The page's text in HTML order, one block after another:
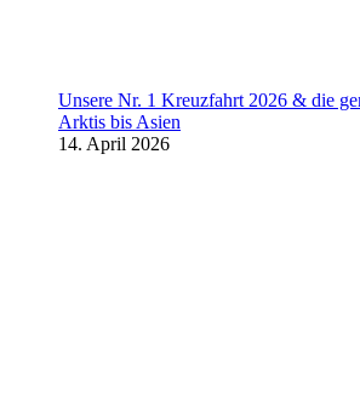
Unsere Nr. 1 Kreuzfahrt 2026 & die
Arktis bis Asien
14. April 2026